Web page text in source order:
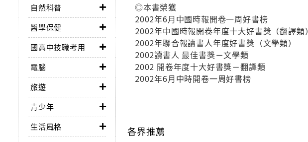
自然科普
醫學保健
國高中技職考用
電腦
旅遊
青少年
生活風格
◎本書榮獲
2002年6月中國時報開卷一周好書榜
2002年中國時報開卷年度十大好書獎（翻譯類）
2002年聯合報讀書人年度好書獎（文學類）
2002讀書人 最佳書獎－文學類
2002 開卷年度十大好書獎－翻譯類
2002年6月中時開卷一周好書榜
各界推薦